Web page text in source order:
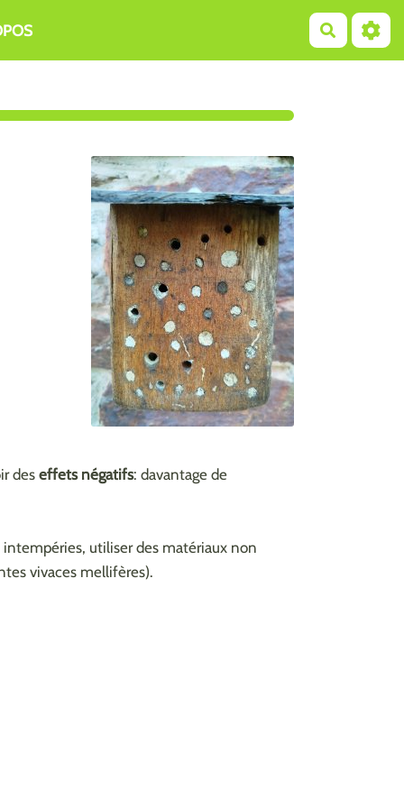
des effets négatifs: davantage de
utiliser des matériaux non
vivaces mellifères).